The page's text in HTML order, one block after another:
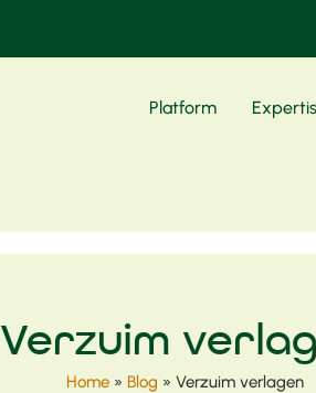
Platform
Verzuim
Home» Blog » Verzuim verlagen